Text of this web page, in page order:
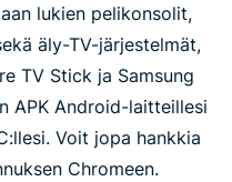
lukien pelikonsolit,
äly-TV-järjestelmät,
TV Stick ja Samsung
APK Android-laitteillesi
Voit jopa hankkia
Chromeen.